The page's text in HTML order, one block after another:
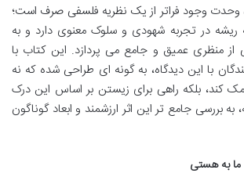
وحدت وجود فراتر از یک نظریه فلسفی صرف است؛
در تجربه شهودی و سلوک معنوی دارد و به
منظری عمیق و جامع می پردازد. این کتاب با
با این دیدگاه، به گونه ای طراحی شده که نه
کند، بلکه راهی برای زیستن بر اساس این درک
به بررسی جامع تر این اثر ارزشمند و ابعاد گوناگون
ما به هستی